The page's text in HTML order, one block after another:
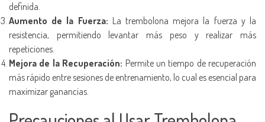
definida.
Aumento de la Fuerza: La trembolona mejora la fuerza y la
resistencia, permitiendo levantar más peso y realizar más
repeticiones.
Mejora de la Recuperación: Permite un tiempo de recuperación
más rápido entre sesiones de entrenamiento, lo cual es esencial para
maximizar ganancias.